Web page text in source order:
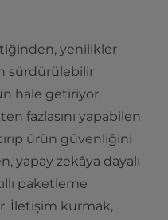
yenilikler
sürdürülebilir
hale getiriyor.
fazlasını yapabilen
ürün güvenliğini
yapay zekâya dayalı
paketleme
İletişim kurmak,